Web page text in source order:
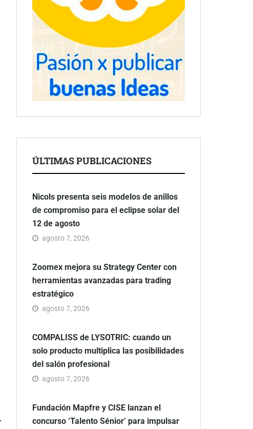
ÚLTIMAS PUBLICACIONES
Nicols presenta seis modelos de anillos
de compromiso para el eclipse solar del
12 de agosto
agosto 7, 2026
Zoomex mejora su Strategy Center con
herramientas avanzadas para trading
estratégico
agosto 7, 2026
COMPALISS de LYSOTRIC: cuando un
solo producto multiplica las posibilidades
del salón profesional
agosto 7, 2026
Fundación Mapfre y CISE lanzan el
concurso ‘Talento Sénior’ para impulsar